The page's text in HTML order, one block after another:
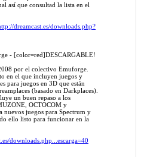
así que consultad la lista en el
dreamcast.es/downloads.php?
- [color=red]DESCARGABLE!
por el colectivo Emuforge.
en el que incluyen juegos y
para juegos en 3D que están
(basado en Darkplaces).
un buen repaso a los
OCTOCOM y
nuevos juegos para Spectrum y
ello listo para funcionar en la
downloads.php...escarga=40